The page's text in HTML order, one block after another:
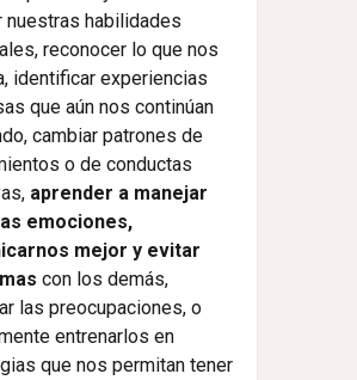
nuestras habilidades
reconocer lo que nos
identificar experiencias
que aún nos continúan
cambiar patrones de
o de conductas
aprender a manejar
emociones,
mejor y evitar
con los demás,
las preocupaciones, o
entrenarlos en
que nos permitan tener